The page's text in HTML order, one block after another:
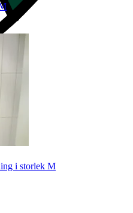
i storlek M